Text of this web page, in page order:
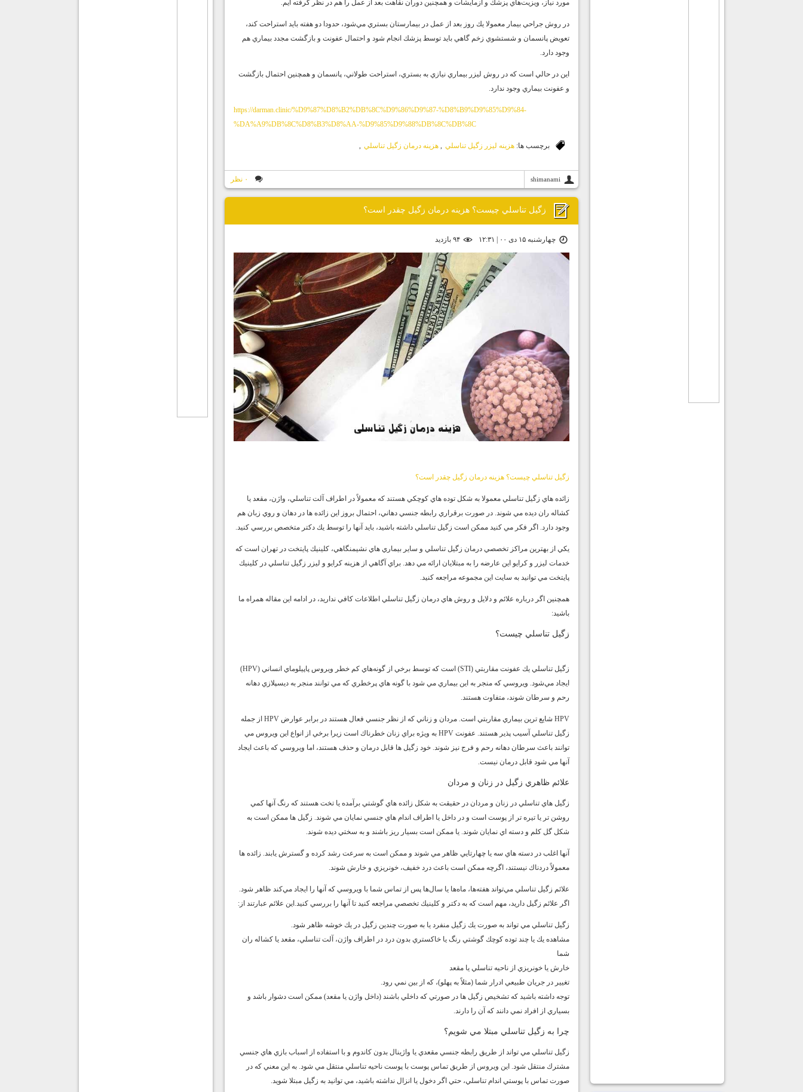
مورد نياز، ويزيت‌هاي پزشك و آزمايشات و همچنين دوران نقاهت بعد از عمل را هم در نظر گرفته ايم.
در روش جراحي بيمار معمولا يك روز بعد از عمل در بيمارستان بستري مي‌شود، حدودا دو هفته بايد استراحت كند،
تعويض پانسمان و شستشوي زخم گاهي بايد توسط پزشك انجام شود و احتمال عفونت و بازگشت مجدد بيماري هم
وجود دارد.
اين در حالي است كه در روش ليزر بيماري نيازي به بستري، استراحت طولاني، پانسمان و همچنين احتمال بازگشت
و عفونت بيماري وجود ندارد.
https://darman.clinic/%D9%87%D8%B2%DB%8C%D9%86%D9%87-%D8%B9%D9%85%D9%84-
%DA%A9%DB%8C%D8%B3%D8%AA-%D9%85%D9%88%DB%8C%DB%8C
برچسب ها:هزينه ليزر زگيل تناسلي ,هزينه درمان زگيل تناسلي
shimanami ۰ نظر
زگيل تناسلي چيست؟ هزينه درمان زگيل چقدر است؟
چهارشنبه ۱۵ دی ۰۰ | ۱۲:۳۱ ۹۴ بازديد
زگيل تناسلي چيست؟ هزينه درمان زگيل چقدر است؟
زائده هاي زگيل تناسلي معمولا به شكل توده هاي كوچكي هستند كه معمولاً در اطراف آلت تناسلي، واژن، مقعد يا
كشاله ران ديده مي شوند. در صورت برقراري رابطه جنسي دهاني، احتمال بروز اين زائده ها در دهان و روي زبان هم
وجود دارد. اگر فكر مي كنيد ممكن است زگيل تناسلي داشته باشيد، بايد آنها را توسط يك دكتر متخصص بررسي كنيد.
يكي از بهترين مراكز تخصصي درمان زگيل تناسلي و ساير بيماري هاي نشيمنگاهي، كلينيك پايتخت در تهران است كه
خدمات ليزر و كرايو اين عارضه را به مبتلايان ارائه مي دهد. براي آگاهي ازهزينه كرايو و ليزر زگيل تناسلي در كلينيك
پايتخت مي توانيد به سايت اين مجموعه مراجعه كنيد.
همچنين اگر درباره علائم و دلايل و روش هاي درمان زگيل تناسلي اطلاعات كافي نداريد، در ادامه اين مقاله همراه ما
باشيد:
زگيل تناسلي چيست؟
زگيل تناسلي يك عفونت مقاربتي (STI) است كه توسط برخي از گونه‌هاي كم خطر ويروس پاپيلوماي انساني (HPV)
ايجاد مي‌شود. ويروسي كه منجر به اين بيماري مي شود با گونه هاي پرخطري كه مي توانند منجر به ديسپلازي دهانه
رحم و سرطان شوند، متفاوت هستند.
HPV شايع ترين بيماري مقاربتي است. مردان و زناني كه از نظر جنسي فعال هستند در برابر عوارض HPV از جمله
زگيل تناسلي آسيب پذير هستند. عفونت HPV به ويژه براي زنان خطرناك است زيرا برخي از انواع اين ويروس مي
توانند باعث سرطان دهانه رحم و فرج نيز شوند. خود زگيل ها قابل درمان و حذف هستند، اما ويروسي كه باعث ايجاد
آنها مي شود قابل درمان نيست.
علائم ظاهري زگيل در زنان و مردان
زگيل هاي تناسلي در زنان و مردان در حقيقت به شكل زائده هاي گوشتي برآمده يا تخت هستند كه رنگ آنها كمي
روشن تر يا تيره تر از پوست است و در داخل يا اطراف اندام هاي جنسي نمايان مي شوند. زگيل ها ممكن است به
شكل گل كلم و دسته اي نمايان شوند. يا ممكن است بسيار ريز باشند و به سختي ديده شوند.
آنها اغلب در دسته هاي سه يا چهارتايي ظاهر مي شوند و ممكن است به سرعت رشد كرده و گسترش يابند. زائده ها
معمولاً دردناك نيستند، اگرچه ممكن است باعث درد خفيف، خونريزي و خارش شوند.
علائم زگيل تناسلي مي‌تواند هفته‌ها، ماه‌ها يا سال‌ها پس از تماس شما با ويروسي كه آنها را ايجاد مي‌كند ظاهر شود.
اگر علائم زگيل داريد، مهم است كه به دكتر و كلينيك تخصصي مراجعه كنيد تا آنها را بررسي كنيد.اين علائم عبارتند از:
زگيل تناسلي مي تواند به صورت يك زگيل منفرد يا به صورت چندين زگيل در يك خوشه ظاهر شود.
مشاهده يك يا چند توده كوچك گوشتي رنگ يا خاكستري بدون درد در اطراف واژن، آلت تناسلي، مقعد يا كشاله ران
شما
خارش يا خونريزي از ناحيه تناسلي يا مقعد
تغيير در جريان طبيعي ادرار شما (مثلاً به پهلو)، كه از بين نمي رود.
توجه داشته باشيد كه تشخيص زگيل ها در صورتي كه داخلي باشند (داخل واژن يا مقعد) ممكن است دشوار باشد و
بسياري از افراد نمي دانند كه آن را دارند.
چرا به زگيل تناسلي مبتلا مي شويم؟
زگيل تناسلي مي تواند از طريق رابطه جنسي مقعدي يا واژينال بدون كاندوم و با استفاده از اسباب بازي هاي جنسي
مشترك منتقل شود. اين ويروس از طريق تماس پوست با پوست ناحيه تناسلي منتقل مي شود. به اين معني كه در
صورت تماس با پوستي اندام تناسلي، حتي اگر دخول يا انزال نداشته باشيد، مي توانيد به زگيل مبتلا شويد.